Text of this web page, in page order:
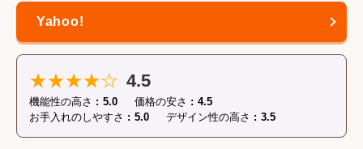
★★★★☆ 4.5
機能性の高さ 5.0 価格の安さ
4.5
お手入れのしやすさ
5.0 デザイン性の高さ 3.5